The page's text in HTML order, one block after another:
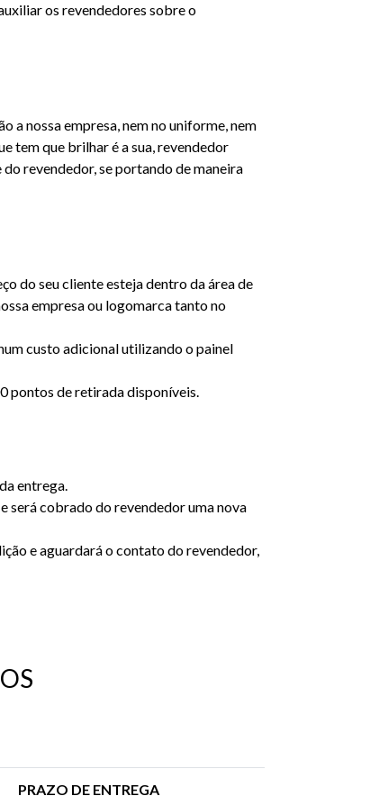
os revendedores sobre o
a nossa empresa, nem no uniforme, nem
tem que brilhar é a sua, revendedor
revendedor, se portando de maneira
do seu cliente esteja dentro da área de
empresa ou logomarca tanto no
custo adicional utilizando o painel
pontos de retirada disponíveis.
entrega.
será cobrado do revendedor uma nova
e aguardará o contato do revendedor,
PRAZO DE ENTREGA